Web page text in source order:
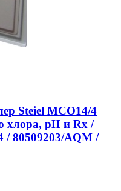
Steiel MCO14/4
хлора, pH и Rx /
/ 80509203/AQM /